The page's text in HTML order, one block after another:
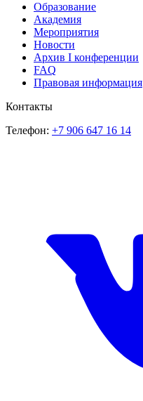
Образование
Академия
Мероприятия
Новости
Архив I конференции
FAQ
Правовая информация
Контакты
Телефон: +7 906 647 16 14